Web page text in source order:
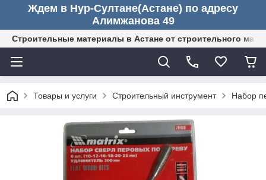
Ждем в Нур-Султане(Астане) по адресу
Алимжанова 49
Строительные материалы в Астане от строительного
Товары и услуги Строительный инструмент Набор